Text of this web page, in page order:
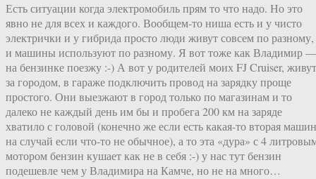
Есть ситуации когда электромобиль прям то что надо. Но это
явно не для всех и каждого. Вообщем-то ниша есть и у чисто
электрички и у гибрида просто люди живут совсем по разному,
и машины используют по разному. Я вот тоже как Владимир —
на бензинке поезжу :-) А вот у родителей моих FJ Cruiser, живут
за городом, в гараже подключить провод на зарядку проще
простого. Они выезжают в город только по магазинам и то
далеко не каждый день им бы и пробега 200 км на заряде
хватило с головой (конечно же если есть какая-то вторая
на случай если что-то не обычное), а то эта «дура» с 4
мотором бензин кушает как не в себя :-) у нас тут бензин
подешевле чем у Владимира на Камче, но не на много…